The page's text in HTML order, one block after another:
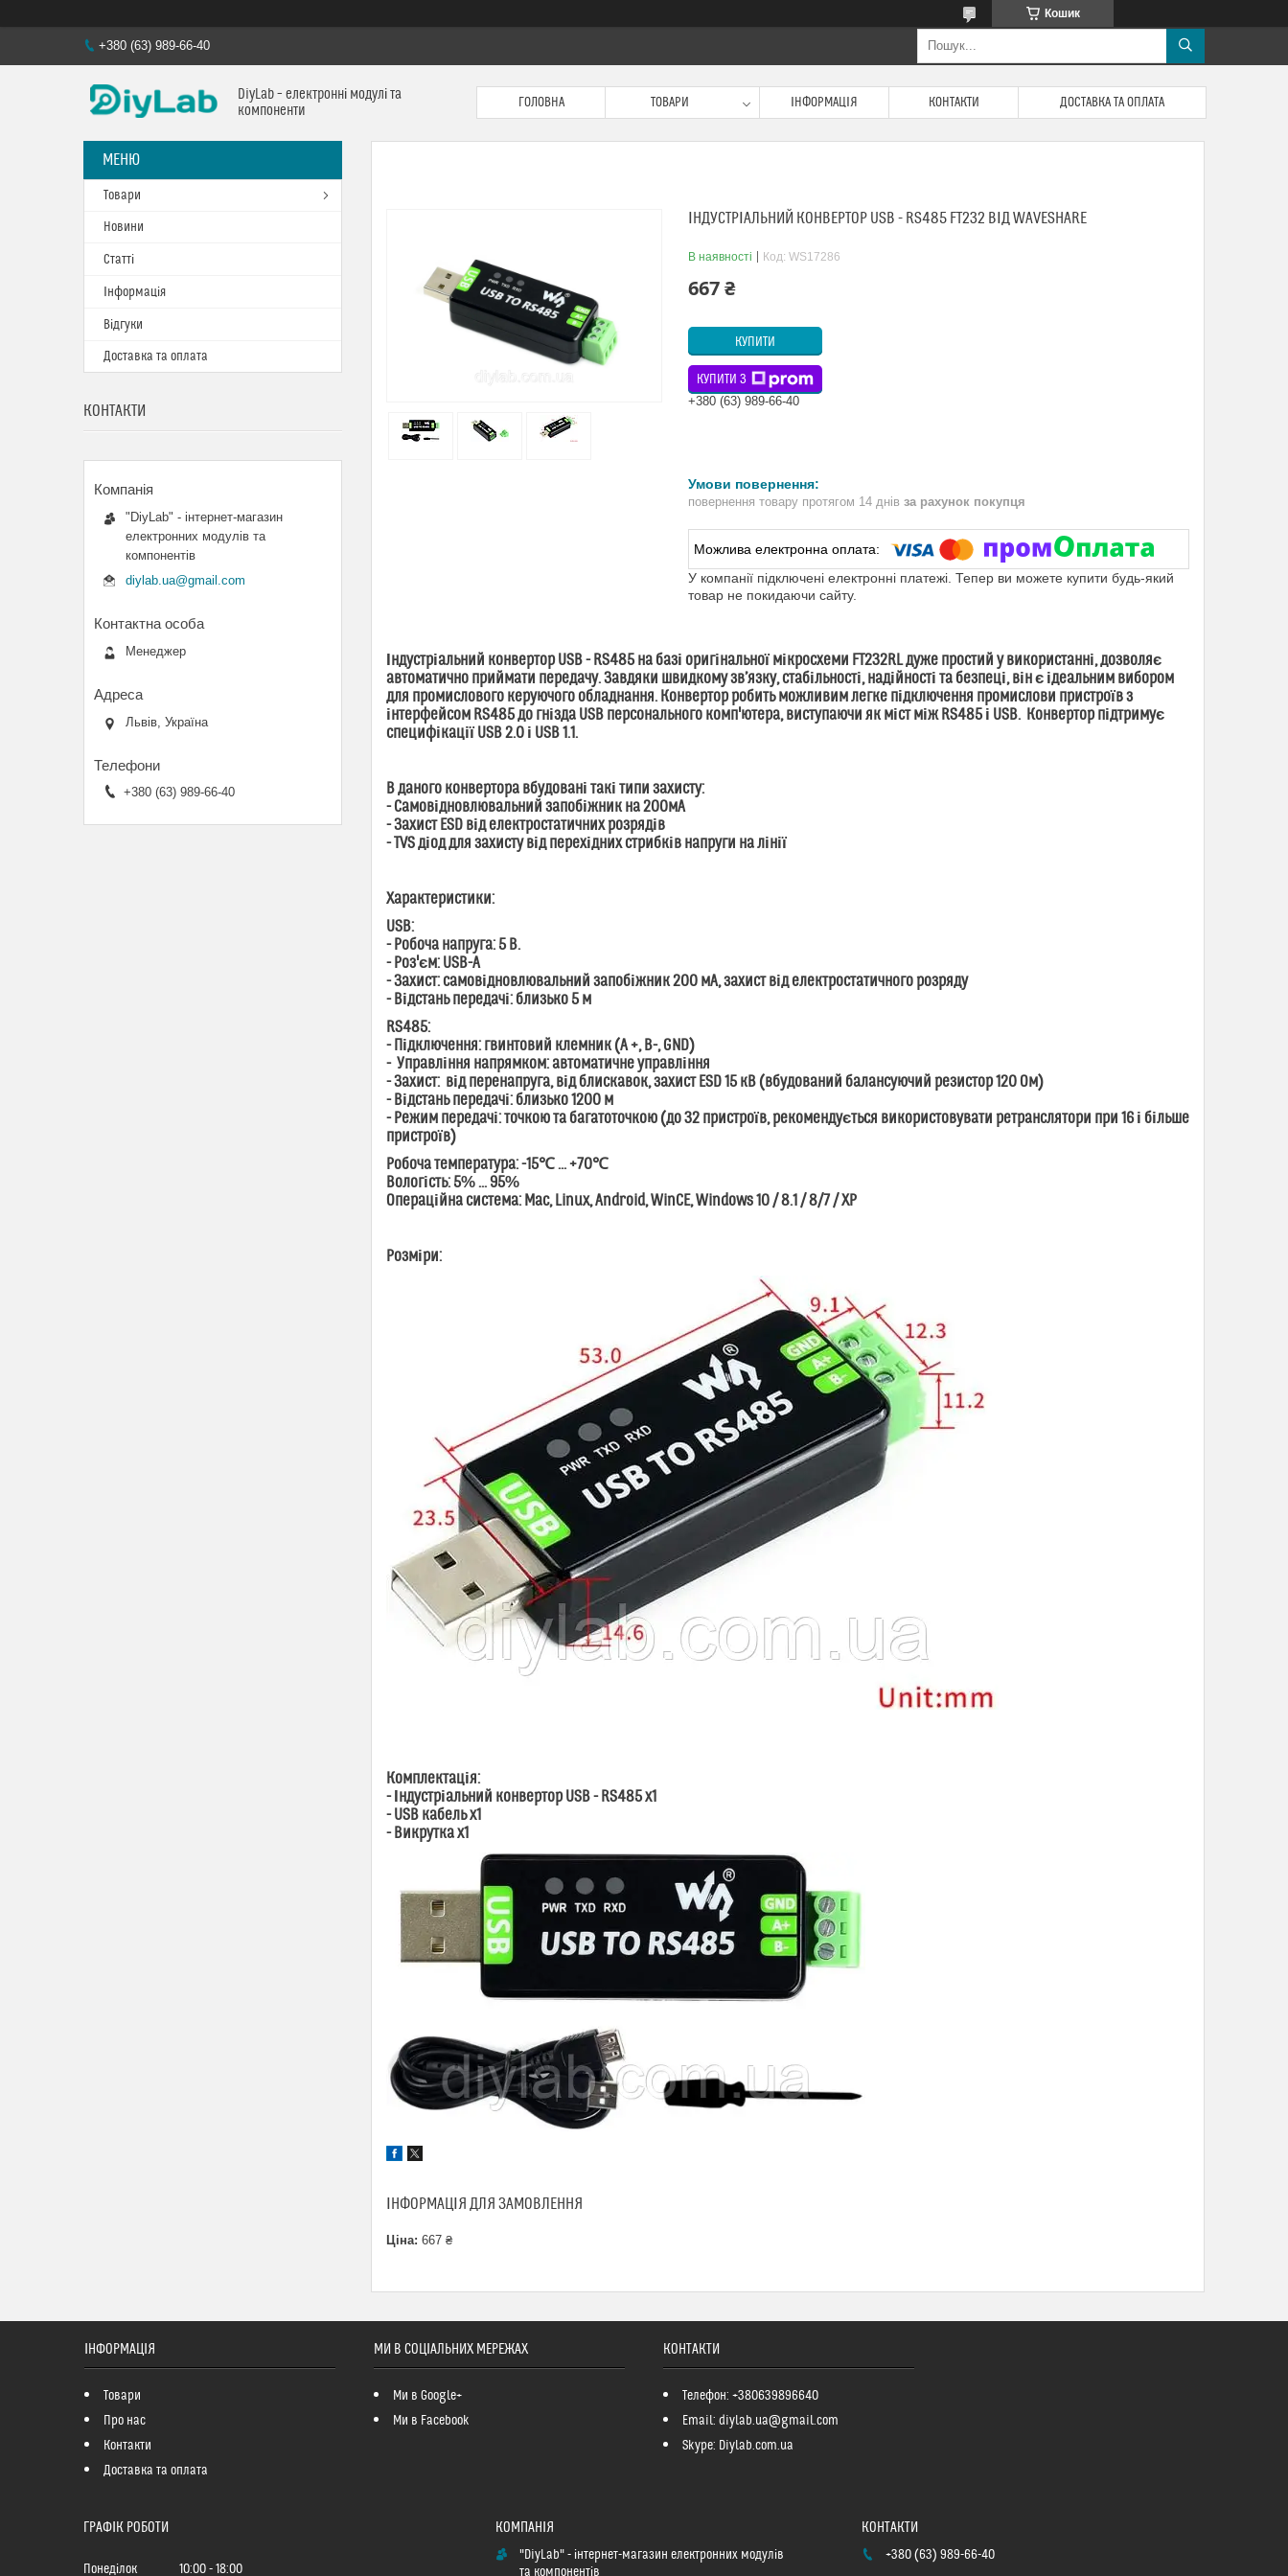
Кошик
+380 (63) 989-66-40
DiyLab – електронні модулі та
компоненти
ГОЛОВНА ТОВАРИ ІНФОРМАЦІЯ КОНТАКТИ ДОСТАВКА ТА ОПЛАТА
ІНДУСТРІАЛЬНИЙ КОНВЕРТОР USB - RS485 FT232 ВІД WAVESHARE
В наявності Код: WS17286
667 ₴
КУПИТИ
КУПИТИ З
+380 (63) 989-66-40
повернення товару протягом 14 днів за рахунок покупця
У компанії підключені електронні платежі. Тепер ви можете купити будь-який
товар не покидаючи сайту.
Індустріальний конвертор USB - RS485 на базі оригінальної мікросхеми FT232RL дуже простий у використанні, дозволяє
автоматично приймати передачу. Завдяки швидкому зв’язку, стабільності, надійності та безпеці, він є ідеальним вибором
для промислового керуючого обладнання. Конвертор робить можливим легке підключення промислови пристроїв з
інтерфейсом RS485 до гнізда USB персонального комп'ютера, виступаючи як міст між RS485 і USB. Конвертор підтримує
специфікації USB 2.0 і USB 1.1.
В даного конвертора вбудовані такі типи захисту:
- Самовідновлювальний запобіжник на 200мА
- Захист ESD від електростатичних розрядів
- TVS діод для захисту від перехідних стрибків напруги на лінії
Характеристики:
USB:
- Робоча напруга: 5 В.
- Роз'єм: USB-A
- Захист: самовідновлювальний запобіжник 200 мА, захист від електростатичного розряду
- Відстань передачі: близько 5 м
RS485:
- Підключення: гвинтовий клемник (A +, B-, GND)
- Управління напрямком: автоматичне управління
- Захист: від перенапруга, від блискавок, захист ESD 15 кВ (вбудований балансуючий резистор 120 Ом)
- Відстань передачі: близько 1200 м
- Режим передачі:точкою та багатоточкою(до 32 пристроїв, рекомендується використовувати ретранслятори при 16 і більше
пристроїв)
Робоча температура: -15℃ ... +70℃
Вологість: 5% ... 95%
Операційна система: Mac, Linux, Android, WinCE, Windows 10 / 8.1 / 8/7 / XP
Розміри:
Комплектація:
- Індустріальний конвертор USB - RS485 x1
- USB кабель x1
- Викрутка x1
ІНФОРМАЦІЯ ДЛЯ ЗАМОВЛЕННЯ
Ціна: 667 ₴
Товари
Новини
Статті
Інформація
Відгуки
Доставка та оплата
КОНТАКТИ
"DiyLab" - інтернет-магазин
електронних модулів та
компонентів
diylab.ua@gmail.com
Менеджер
Львів, Україна
+380 (63) 989-66-40
ІНФОРМАЦІЯ
Товари
Про нас
Контакти
Доставка та оплата
МИ В СОЦІАЛЬНИХ МЕРЕЖАХ
Ми в Google+
Ми в Facebook
КОНТАКТИ
Телефон: +380639896640
Email: diylab.ua@gmail.com
Skype: Diylab.com.ua
ГРАФІК РОБОТИ
Понеділок 10:00 18:00
"DiyLab" - інтернет-магазин електронних модулів
та компонентів
+380 (63) 989-66-40